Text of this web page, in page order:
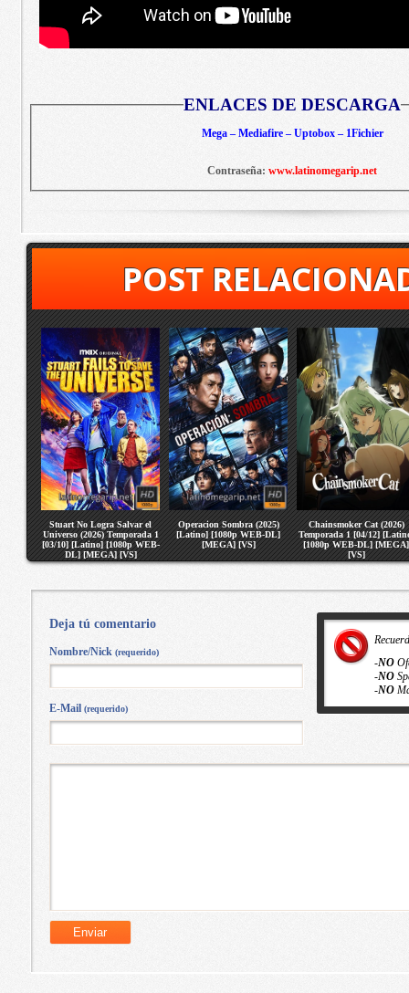
ENLACES DE DESCARGA
Mega – Mediafire – Uptobox – 1Fichier
Contraseña: www.latinomegarip.net
POST
Stuart No Logra Salvar el
Universo (2026) Temporada 1
[03/10] [Latino] [1080p WEB-
DL] [MEGA] [VS]
Operacion Sombra (2025)
[Latino] [1080p WEB-DL]
[MEGA] [VS]
Chainsmoker Cat (2026)
Temporada 1 [04/12]
[1080p WEB-DL] [MEGA]
[VS]
-NO
-NO
-NO
Deja tú comentario
Nombre/Nick (requerido)
E-Mail (requerido)